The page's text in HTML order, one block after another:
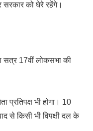
सरकार को घेरे रहेंगे।
सत्र 17वीं लोकसभा की
प्रतिपक्ष भी होगा। 10
से किसी भी विपक्षी दल के